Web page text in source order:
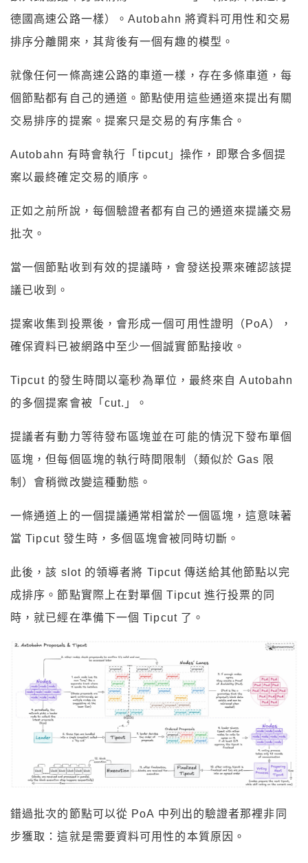
德國高速公路一樣）。Autobahn 將資料可用性和交易
排序分離開來，其背後有一個有趣的模型。
就像任何一條高速公路的車道一樣，存在多條車道，每
個節點都有自己的通道。節點使用這些通道來提出有關
交易排序的提案。提案只是交易的有序集合。
Autobahn 有時會執行「tipcut」操作，即聚合多個提
案以最終確定交易的順序。
正如之前所說，每個驗證者都有自己的通道來提議交易
批次。
當一個節點收到有效的提議時，會發送投票來確認該提
議已收到。
提案收集到投票後，會形成一個可用性證明（PoA），
確保資料已被網路中至少一個誠實節點接收。
Tipcut 的發生時間以毫秒為單位，最終來自 Autobahn
的多個提案會被「cut.」。
提議者有動力等待發布區塊並在可能的情況下發布單個
區塊，但每個區塊的執行時間限制（類似於 Gas 限
制）會稍微改變這種動態。
一條通道上的一個提議通常相當於一個區塊，這意味著
當 Tipcut 發生時，多個區塊會被同時切斷。
此後，該 slot 的領導者將 Tipcut 傳送給其他節點以完
成排序。節點實際上在對單個 Tipcut 進行投票的同
時，就已經在準備下一個 Tipcut 了。
錯過批次的節點可以從 PoA 中列出的驗證者那裡非同
步獲取：這就是需要資料可用性的本質原因。